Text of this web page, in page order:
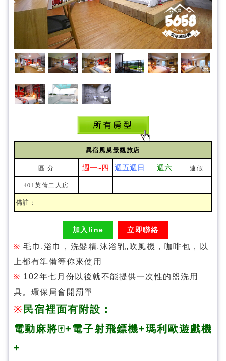
異宿風巢景觀旅店
區 分 週一~四 週五週日 週六 連假
401英倫二人房
備註：
加入line 立即聯絡
※ 毛巾,浴巾，洗髮精,沐浴乳,吹風機，咖啡包，以
上都有準備等你來使用
※ 102年七月份以後就不能提供一次性的盥洗用
具。環保局會開罰單
※ 民宿裡面有附設：
電動麻將🀄️+ 電子射飛鏢機+瑪利歐遊戲機
+